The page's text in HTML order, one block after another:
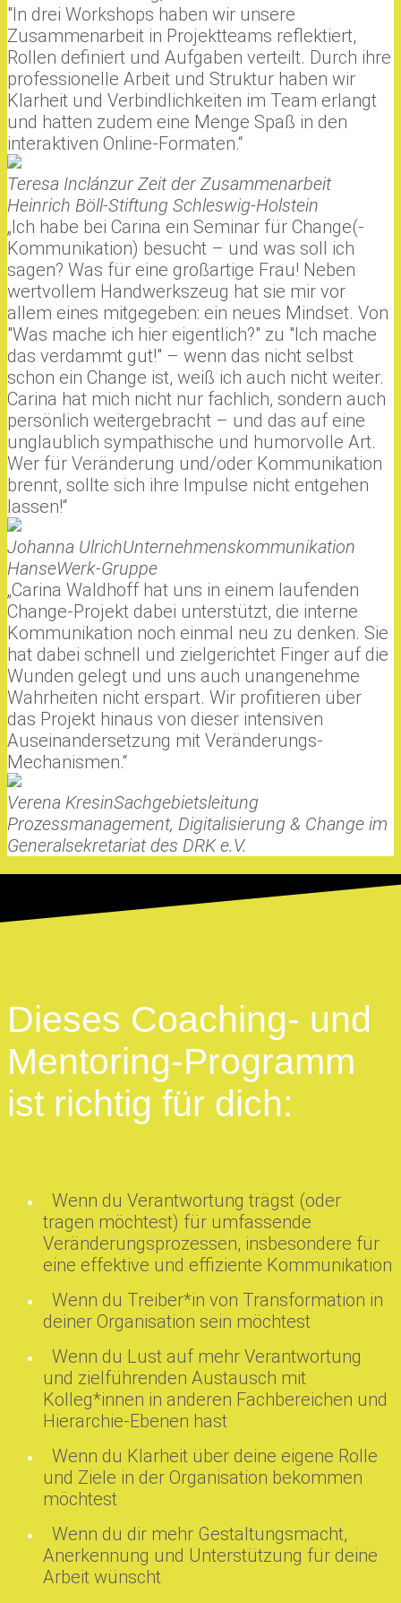
"In drei Workshops haben wir unsere
Zusammenarbeit in Projektteams reflektiert,
Rollen definiert und Aufgaben verteilt. Durch ihre
professionelle Arbeit und Struktur haben wir
Klarheit und Verbindlichkeiten im Team erlangt
und hatten zudem eine Menge Spaß in den
interaktiven Online-Formaten.“
Teresa Inclánzur Zeit der Zusammenarbeit
Heinrich Böll-Stiftung Schleswig-Holstein
„Ich habe bei Carina ein Seminar für Change(-
Kommunikation) besucht – und was soll ich
sagen? Was für eine großartige Frau! Neben
wertvollem Handwerkszeug hat sie mir vor
allem eines mitgegeben: ein neues Mindset. Von
"Was mache ich hier eigentlich?" zu "Ich mache
das verdammt gut!" – wenn das nicht selbst
schon ein Change ist, weiß ich auch nicht weiter.
Carina hat mich nicht nur fachlich, sondern auch
persönlich weitergebracht – und das auf eine
unglaublich sympathische und humorvolle Art.
Wer für Veränderung und/oder Kommunikation
brennt, sollte sich ihre Impulse nicht entgehen
lassen!“
Johanna UlrichUnternehmenskommunikation
HanseWerk-Gruppe
„Carina Waldhoff hat uns in einem laufenden
Change-Projekt dabei unterstützt, die interne
Kommunikation noch einmal neu zu denken. Sie
hat dabei schnell und zielgerichtet Finger auf die
Wunden gelegt und uns auch unangenehme
Wahrheiten nicht erspart. Wir profitieren über
das Projekt hinaus von dieser intensiven
Auseinandersetzung mit Veränderungs-
Mechanismen.“
Verena KresinSachgebietsleitung
Prozessmanagement, Digitalisierung & Change im
Generalsekretariat des DRK e.V.
Dieses Coaching- und
Mentoring-Programm
ist richtig für dich:
Wenn du Verantwortung trägst (oder
tragen möchtest) für umfassende
Veränderungsprozessen, insbesondere für
eine effektive und effiziente Kommunikation
Wenn du Treiber*in von Transformation in
deiner Organisation sein möchtest
Wenn du Lust auf mehr Verantwortung
und zielführenden Austausch mit
Kolleg*innen in anderen Fachbereichen und
Hierarchie-Ebenen hast
Wenn du Klarheit über deine eigene Rolle
und Ziele in der Organisation bekommen
möchtest
Wenn du dir mehr Gestaltungsmacht,
Anerkennung und Unterstützung für deine
Arbeit wünscht